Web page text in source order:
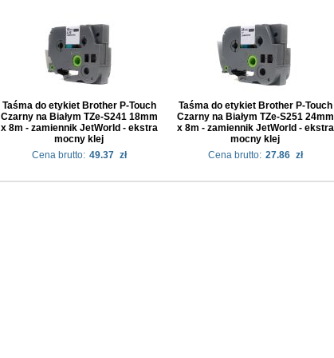
Taśma do etykiet Brother P-Touch
Czarny na Białym TZe-S241 18mm
x 8m - zamiennik JetWorld - ekstra
mocny klej
Cena brutto: 49.37 zł
Taśma do etykiet Brother P-Touch
Czarny na Białym TZe-S251 24mm
x 8m - zamiennik JetWorld - ekstra
mocny klej
Cena brutto: 27.86 zł